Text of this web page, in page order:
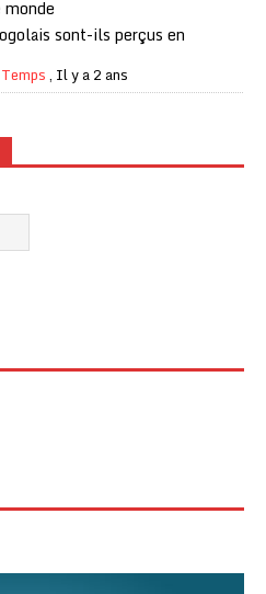
monde
sont-ils perçus en
, Il y a 2 ans